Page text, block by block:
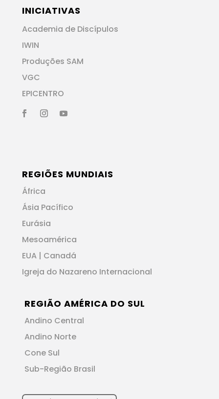
INICIATIVAS
Academia de Discípulos
IWIN
Produções SAM
VGC
EPICENTRO
REGIÕES MUNDIAIS
África
Ásia Pacífico
Eurásia
Mesoamérica
EUA | Canadá
Igreja do Nazareno Internacional
REGIÃO AMÉRICA DO SUL
Andino Central
Andino Norte
Cone Sul
Sub-Região Brasil